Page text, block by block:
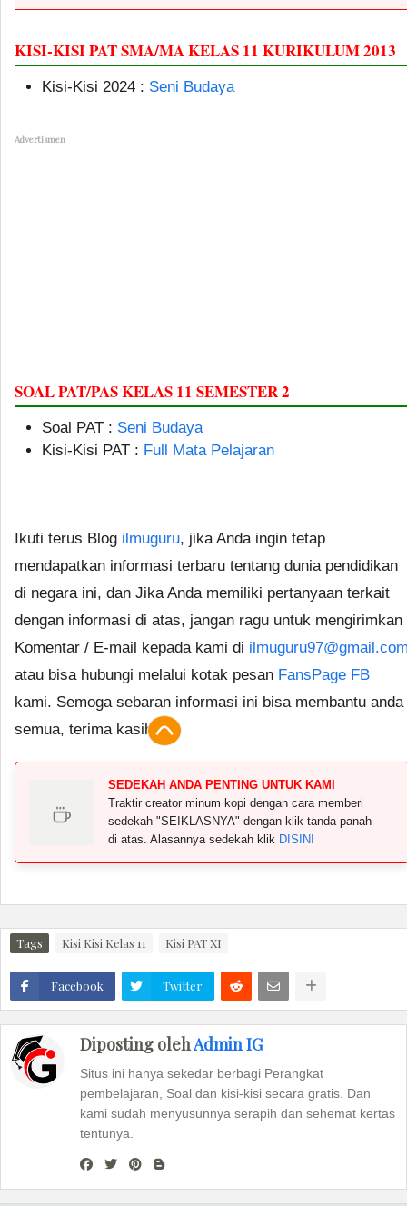
KISI-KISI PAT SMA/MA KELAS 11 KURIKULUM 2013
Kisi-Kisi 2024 : Seni Budaya
Advertismen
SOAL PAT/PAS KELAS 11 SEMESTER 2
Soal PAT : Seni Budaya
Kisi-Kisi PAT : Full Mata Pelajaran
Ikuti terus Blog ilmuguru, jika Anda ingin tetap
mendapatkan informasi terbaru tentang dunia pendidikan
di negara ini, dan Jika Anda memiliki pertanyaan terkait
dengan informasi di atas, jangan ragu untuk mengirimkan
Komentar / E-mail kepada kami di
atau bisa hubungi melalui kotak pesan FansPage FB
kami. Semoga sebaran informasi ini bisa membantu anda
semua, terima kasih.
SEDEKAH ANDA PENTING UNTUK KAMI
Traktir creator minum kopi dengan cara memberi
sedekah "SEIKLASNYA" dengan klik tanda panah
di atas. Alasannya sedekah klik DISINI
Tags Kisi Kisi Kelas 11 Kisi PAT XI
Facebook Twitter
Diposting olehAdmin IG
Situs ini hanya sekedar berbagi Perangkat
pembelajaran, Soal dan kisi-kisi secara gratis. Dan
kami sudah menyusunnya serapih dan sehemat kertas
tentunya.